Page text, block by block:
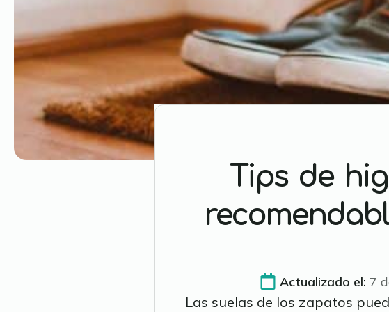
Tips de
Actualizado el: 7
Las suelas de los zapatos